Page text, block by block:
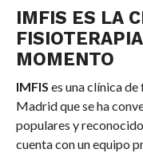
IMFIS ES LA
MOMENTO
IMFIS es una clínica
Madrid que se ha
populares y
cuenta con un equipo